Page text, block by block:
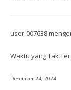
user-007638
Waktu yang Tak
Desember 24, 2024